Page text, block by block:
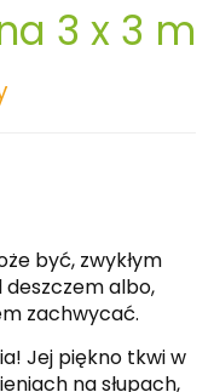
3 x 3 m
być, zwykłym
albo,
zachwycać.
Jej piękno tkwi w
na słupach,